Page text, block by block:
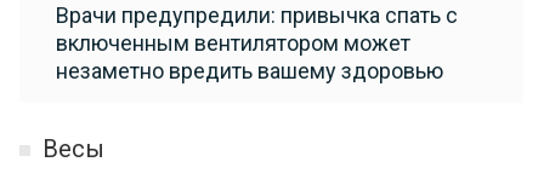
Врачи предупредили: привычка спать с
включенным вентилятором может
незаметно вредить вашему здоровью
Весы